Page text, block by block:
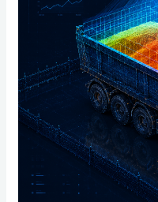
重，
么
越
来